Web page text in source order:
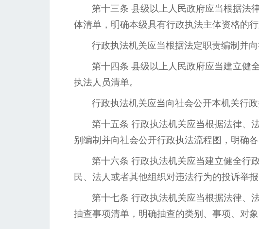
第十三条 县级以上人民政府应当根据法
体清单，明确本级具有行政执法主体资格的行
行政执法机关应当根据法定职责编制并
第十四条 县级以上人民政府应当建立健
执法人员清单。
行政执法机关应当向社会公开本机关行
第十五条 行政执法机关应当根据法律、
别编制并向社会公开行政执法流程图，明确
第十六条 行政执法机关应当建立健全行
民、法人或者其他组织对违法行为的投诉举报
第十七条 行政执法机关应当根据法律、
抽查事项清单，明确抽查的类别、事项、对